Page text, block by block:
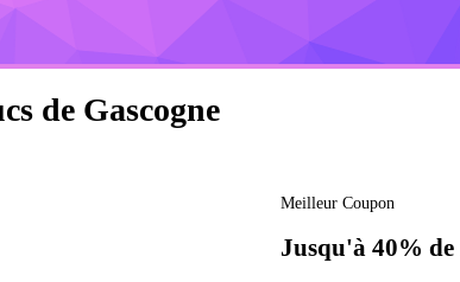
de Gascogne
Meilleur Coupon
Jusqu'à 40%